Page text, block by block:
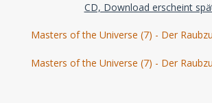
CD, Download erscheint
Masters of the Universe (7) - Der
Masters of the Universe (7) - Der